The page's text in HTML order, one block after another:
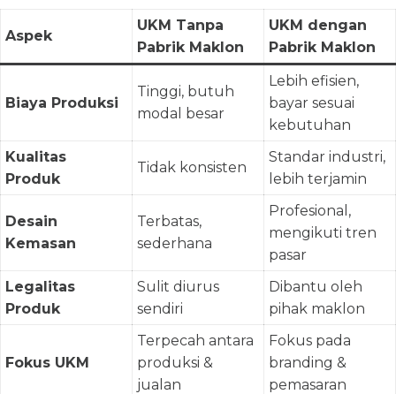
Aspek
UKM Tanpa
Pabrik Maklon
UKM dengan
Pabrik Maklon
Biaya Produksi
Tinggi, butuh
modal besar
Lebih efisien,
bayar sesuai
kebutuhan
Kualitas
Produk
Tidak konsisten
Standar industri,
lebih terjamin
Desain
Kemasan
Terbatas,
sederhana
Profesional,
mengikuti tren
pasar
Legalitas
Produk
Sulit diurus
sendiri
Dibantu oleh
pihak maklon
Fokus UKM
Terpecah antara
produksi &
jualan
Fokus pada
branding &
pemasaran